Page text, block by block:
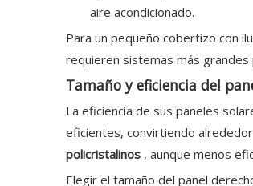
aire acondicionado.
Para un pequeño cobertizo con
requieren sistemas más
Tamaño y eficiencia del
La eficiencia de sus paneles
eficientes, convirtiendo
policristalinos , aunque menos
Elegir el tamaño del panel